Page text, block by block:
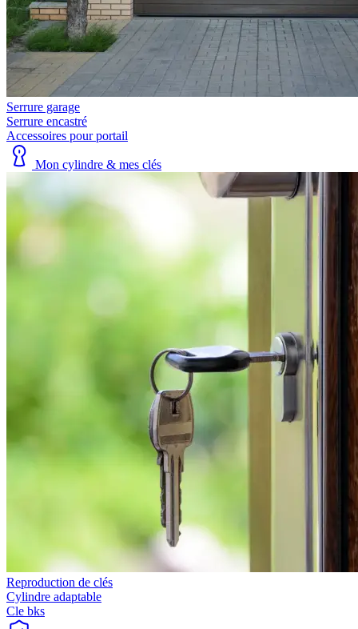
Serrure garage
Serrure encastré
Accessoires pour portail
Mon cylindre & mes clés
Reproduction de clés
Cylindre adaptable
Cle bks